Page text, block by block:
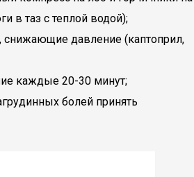
в таз с теплой водой);
снижающие давление (каптоприл,
каждые 20-30 минут;
болей принять